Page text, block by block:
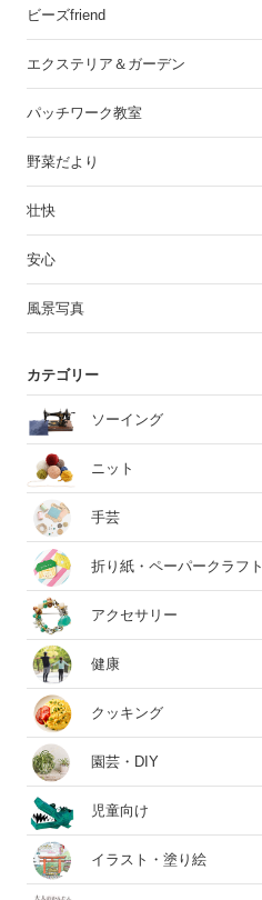
ビーズfriend
エクステリア＆ガーデン
パッチワーク教室
野菜だより
壮快
安心
風景写真
カテゴリー
ソーイング
ニット
手芸
折り紙・ペーパークラフト
アクセサリー
健康
クッキング
園芸・DIY
児童向け
イラスト・塗り絵